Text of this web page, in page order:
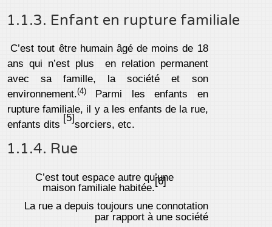
1.1.3. Enfant en rupture familiale
C’est tout être humain âgé de moins de 18
ans qui n’est plus en relation permanent
avec sa famille, la société et son
environnement.(4)Parmi les enfants en
rupture familiale, il y a les enfants de la rue,
enfants dits
[5]
sorciers, etc.
1.1.4. Rue
C’est tout espace autre qu’une
maison familiale habitée.
[6]
La rue a depuis toujours une connotation
par rapport à une société